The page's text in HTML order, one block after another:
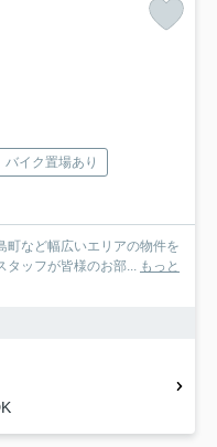
バイク置場あり
町など幅広いエリアの物件を
タッフが皆様のお部... もっと